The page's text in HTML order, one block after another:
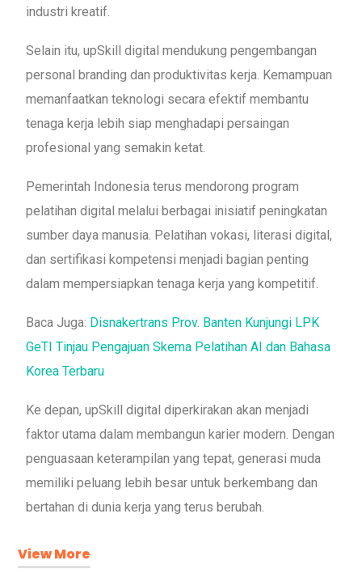
industri kreatif.
Selain itu, upSkill digital mendukung pengembangan
personal branding dan produktivitas kerja. Kemampuan
memanfaatkan teknologi secara efektif membantu
tenaga kerja lebih siap menghadapi persaingan
profesional yang semakin ketat.
Pemerintah Indonesia terus mendorong program
pelatihan digital melalui berbagai inisiatif peningkatan
sumber daya manusia. Pelatihan vokasi, literasi digital,
dan sertifikasi kompetensi menjadi bagian penting
dalam mempersiapkan tenaga kerja yang kompetitif.
Baca Juga: Disnakertrans Prov. Banten Kunjungi LPK
GeTI Tinjau Pengajuan Skema Pelatihan AI dan Bahasa
Korea Terbaru
Ke depan, upSkill digital diperkirakan akan menjadi
faktor utama dalam membangun karier modern. Dengan
penguasaan keterampilan yang tepat, generasi muda
memiliki peluang lebih besar untuk berkembang dan
bertahan di dunia kerja yang terus berubah.
View More